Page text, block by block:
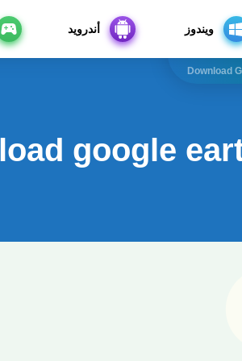
ويندوز أندرويد
Download
google